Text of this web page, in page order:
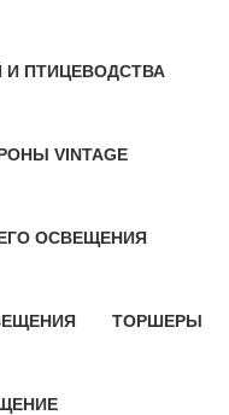
ПТИЦЕВОДСТВА
VINTAGE
ОСВЕЩЕНИЯ
ТОРШЕРЫ